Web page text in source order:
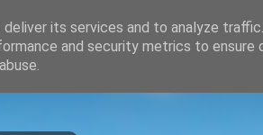
its services and to analyze
and security metrics to ensure